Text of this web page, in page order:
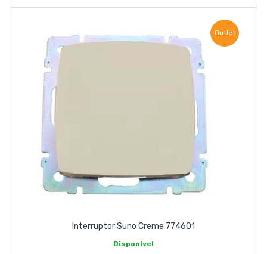
Outlet
Interruptor Suno Creme 774601
Disponível